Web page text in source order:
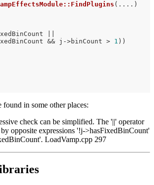
(....)
||
&& j->binCount >
1 ))
found in some other places:
check can be simplified. The '||' operator
opposite expressions '!j->hasFixedBinCount'
LoadVamp.cpp 297